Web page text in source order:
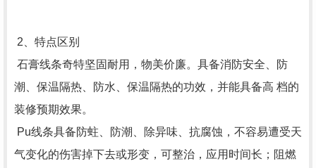
2、特点区别
石膏线条奇特坚固耐用，物美价廉。具备消防安全、防
潮、保温隔热、防水、保温隔热的功效，并能具备高 档的
装修预期效果。
Pu线条具备防蛀、防潮、除异味、抗腐蚀，不容易遭受天
气变化的伤害掉下去或形变，可整治，应用时间长；阻燃